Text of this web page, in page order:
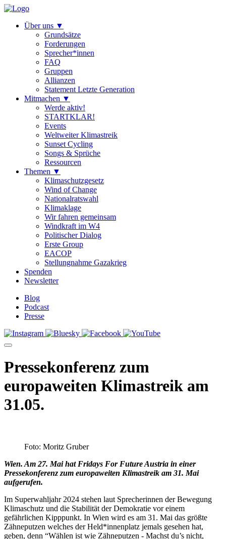
Über uns ▼
Grundsätze
Forderungen
Sprecher*innen
FAQ
Gruppen
Allianzen
Statement Letzte Generation
Mitmachen ▼
Werde aktiv!
STARTKLAR!
Events
Weltweiter Klimastreik
Sunset Cycling
Songs & Sprüche
Ressourcen
Themen ▼
Klimaschutzgesetz
Wind of Change
Nationalratswahl
Klimaklage
Wir fahren gemeinsam
Windkraft im W4
Politischer Dialog
Erste Group
EACOP
Stellungnahme Gazakrieg
Spenden
Newsletter
Blog
Podcast
Presse
Pressekonferenz zum
europaweiten Klimastreik am
31.05.
Foto: Moritz Gruber
Wien. Am 27. Mai hat Fridays For Future Austria in einer
Pressekonferenz zum europaweiten Klimastreik am 31. Mai
aufgerufen.
Im Superwahljahr 2024 stehen laut Sprecherinnen der Bewegung
Klimaschutz und die Stabilität der Demokratie vor einem
gefährlichen Kipppunkt. In Wien wird es am 31. Mai das größte
Zähneputzen welches der Held*innenplatz jemals gesehen hat,
geben, denn “Wählen ist wie Zähneputzen - Machst du’s nicht,